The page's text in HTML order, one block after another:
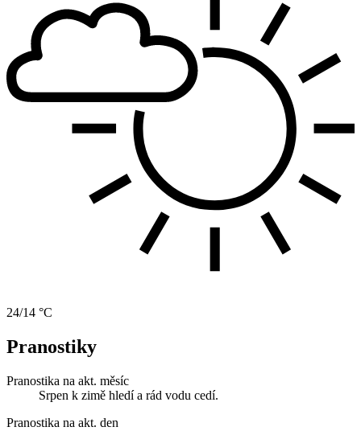
24/14 °C
Pranostiky
Pranostika na akt. měsíc
Srpen k zimě hledí a rád vodu cedí.
Pranostika na akt. den